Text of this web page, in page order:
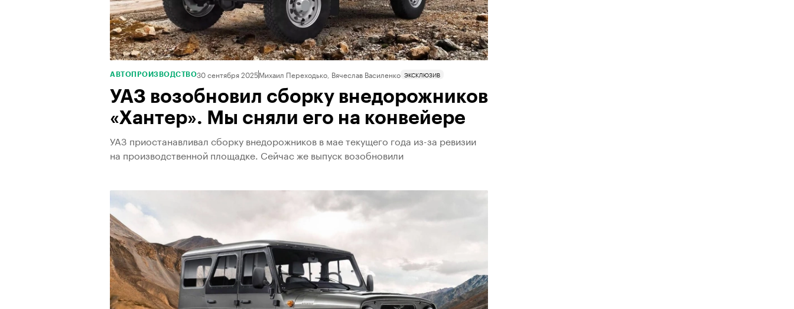
АВТОПРОИЗВОДСТВО30 сентября 2025Михаил Переходько, Вячеслав Василенко ЭКСКЛЮЗИВ
УАЗ возобновил сборку внедорожников
«Хантер». Мы сняли его на конвейере
УАЗ приостанавливал сборку внедорожников в мае текущего года из-за ревизии
на производственной площадке. Сейчас же выпуск возобновили